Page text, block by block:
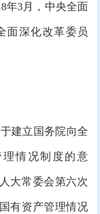
年3月，中央全面
面深化改革委员
建立国务院向全
情况制度的意
大常委会第六次
有资产管理情况